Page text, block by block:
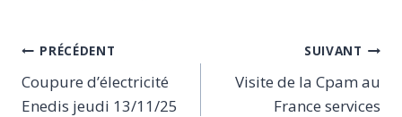
Navigation
de
PRÉCÉDENT
Coupure d’électricité
Enedis jeudi 13/11/25
SUIVANT
Visite de la Cpam au
France services